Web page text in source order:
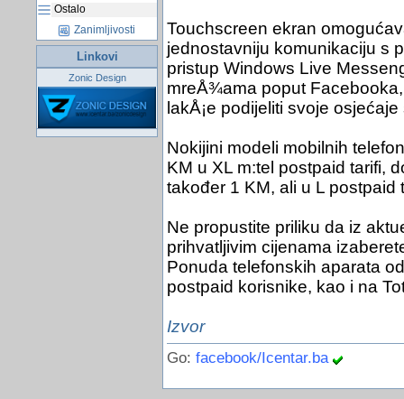
Ostalo
Zanimljivosti
Linkovi
Zonic Design
Touchscreen ekran
jednostavniju komunikaciju s
pristup Windows Live
mreÅ¾ama poput
lakÅ¡e podijeliti svoje
Nokijini modeli mobilnih
KM u XL m:tel postpaid tarifi,
također 1 KM, ali u L postpaid
Ne propustite priliku da iz
prihvatljivim cijenama
Ponuda telefonskih aparata
postpaid korisnike, kao i na
Izvor
Go: facebook/Icentar.ba